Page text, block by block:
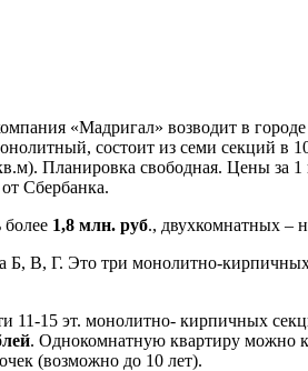
«Мадригал» возводит в
состоит из семи секций в
Планировка свободная. Цены за 1
от Сбербанка.
1,8 млн. руб., двухкомнатных –
Б, В, Г. Это три монолитно-
11-15 эт. монолитно- кирпичных
. Однокомнатную квартиру можно
(возможно до 10 лет).